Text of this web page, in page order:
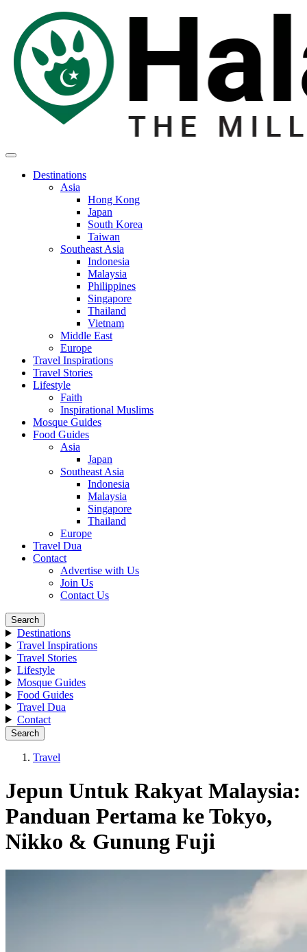
Destinations
Asia
Hong Kong
Japan
South Korea
Taiwan
Southeast Asia
Indonesia
Malaysia
Philippines
Singapore
Thailand
Vietnam
Middle East
Europe
Travel Inspirations
Travel Stories
Lifestyle
Faith
Inspirational Muslims
Mosque Guides
Food Guides
Asia
Japan
Southeast Asia
Indonesia
Malaysia
Singapore
Thailand
Europe
Travel Dua
Contact
Advertise with Us
Join Us
Contact Us
Search
Destinations
Travel Inspirations
Travel Stories
Lifestyle
Mosque Guides
Food Guides
Travel Dua
Contact
Search
Travel
Jepun Untuk Rakyat Malaysia:
Panduan Pertama ke Tokyo,
Nikko & Gunung Fuji